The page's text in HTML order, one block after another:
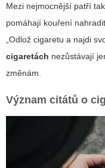
Mezi nejmocnější patří
pomáhají kouření
„Odlož cigaretu a najdi
cigaretách nezůstávají
změnám.
Význam citátů o